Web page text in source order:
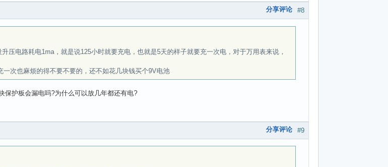
#8
分享评论
压电路耗电1ma，就是说125小时就要充电，也就是5天的样子就要充一次电，对于万用表来说，
一次也麻烦的得不要不要的，还不如花几块钱买个9V电池
保护板会漏电吗?为什么可以放几年都还有电?
#9
分享评论